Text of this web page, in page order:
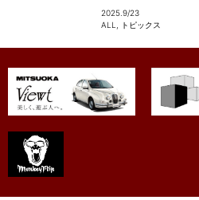
2025.9/23
ALL
トピックス